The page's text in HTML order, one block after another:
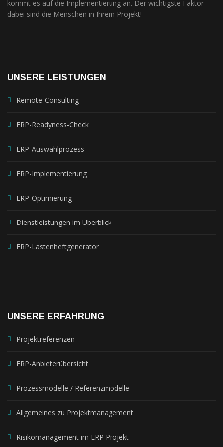
kommt es auf die Implementierung an. Der wichtigste Faktor
dabei sind die Menschen in Ihrem Projekt!
UNSERE LEISTUNGEN
Remote-Consulting
ERP-Readyness-Check
ERP-Auswahlprozess
ERP-Implementierung
ERP-Optimierung
Dienstleistungen im Überblick
ERP-Lastenheftgenerator
UNSERE ERFAHRUNG
Projektreferenzen
ERP-Anbieterübersicht
Prozessmodelle / Referenzmodelle
Allgemeines zu Projektmanagement
Risikomanagement im ERP Projekt